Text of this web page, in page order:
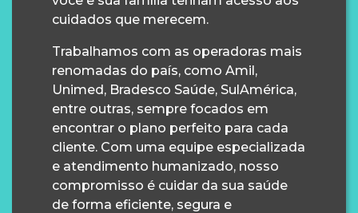
cuidados que merecem.
Trabalhamos com as operadoras mais
renomadas do país, como Amil,
Unimed, Bradesco Saúde, SulAmérica,
entre outras, sempre focados em
encontrar o plano perfeito para cada
cliente. Com uma equipe especializada
e atendimento humanizado, nosso
compromisso é cuidar da sua saúde
de forma eficiente, segura e